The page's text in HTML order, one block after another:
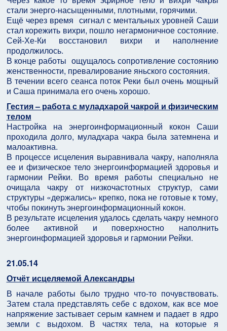
стали энерго-насыщенными, плотными, горячими.
Ещё через время сигнал с ментальных уровней Саши
стал корежить вихри, пошло негармоничное состояние.
Сей-Хе-Ки восстановил вихри и наполнение
продолжилось.
В конце работы ощущалось сопротивление состоянию
женственности, превалирование яньского состояния.
В течении всего сеанса поток Реки был очень мощный
и Саша принимала его очень хорошо.
Гестия – работа с муладхарой чакрой и физическим
телом
Настройка на энергоинформационный кокон Саши
проходила долго, муладхара чакра была затемнена и
малоактивна.
В процессе исцеления выравнивала чакру, наполняла
ее и физическое тело энергоинформацией здоровья и
гармонии Рейки. Во время работы специально не
очищала чакру от низкочастотных структур, сами
структуры «держались» крепко, пока не готовые к тому,
чтобы покинуть энергоинформационный кокон.
В результате исцеления удалось сделать чакру немного
более активной и поверхностно наполнить
энергоинформацией здоровья и гармонии Рейки.
21.05.14
Отчёт исцеляемой Александры
В начале работы было трудно что-то почувствовать.
Затем стала представлять себе с вдохом, как все мое
напряжение застывает серым камнем и падает в ядро
земли с выдохом. В частях тела, на которые я